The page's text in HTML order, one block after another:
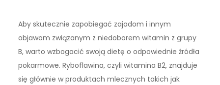
Aby skutecznie zapobiegać zajadom i innym
objawom związanym z niedoborem witamin z grupy
B, warto wzbogacić swoją dietę o odpowiednie źródła
pokarmowe. Ryboflawina, czyli witamina B2, znajduje
się głównie w produktach mlecznych takich jak